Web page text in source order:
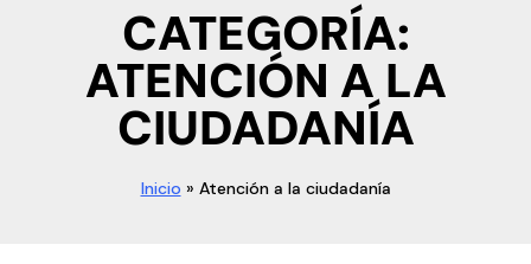
CATEGORÍA:
ATENCIÓN A LA
CIUDADANÍA
Inicio » Atención a la ciudadanía